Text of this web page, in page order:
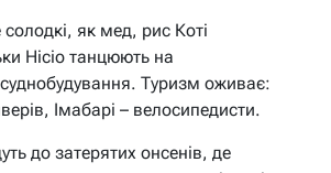
як мед, рис Коті
Нісіо танцюють на
Туризм оживає:
Імабарі – велосипедисти.
до затерятих онсенів, де